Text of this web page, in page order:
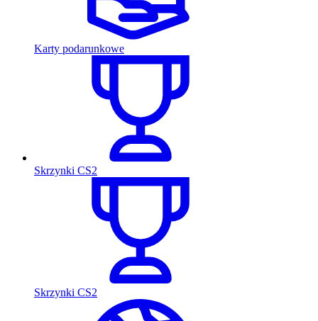
Karty podarunkowe
Skrzynki CS2
Skrzynki CS2